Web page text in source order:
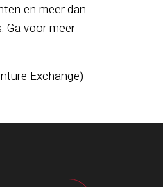
en meer dan
Ga voor meer
Exchange)